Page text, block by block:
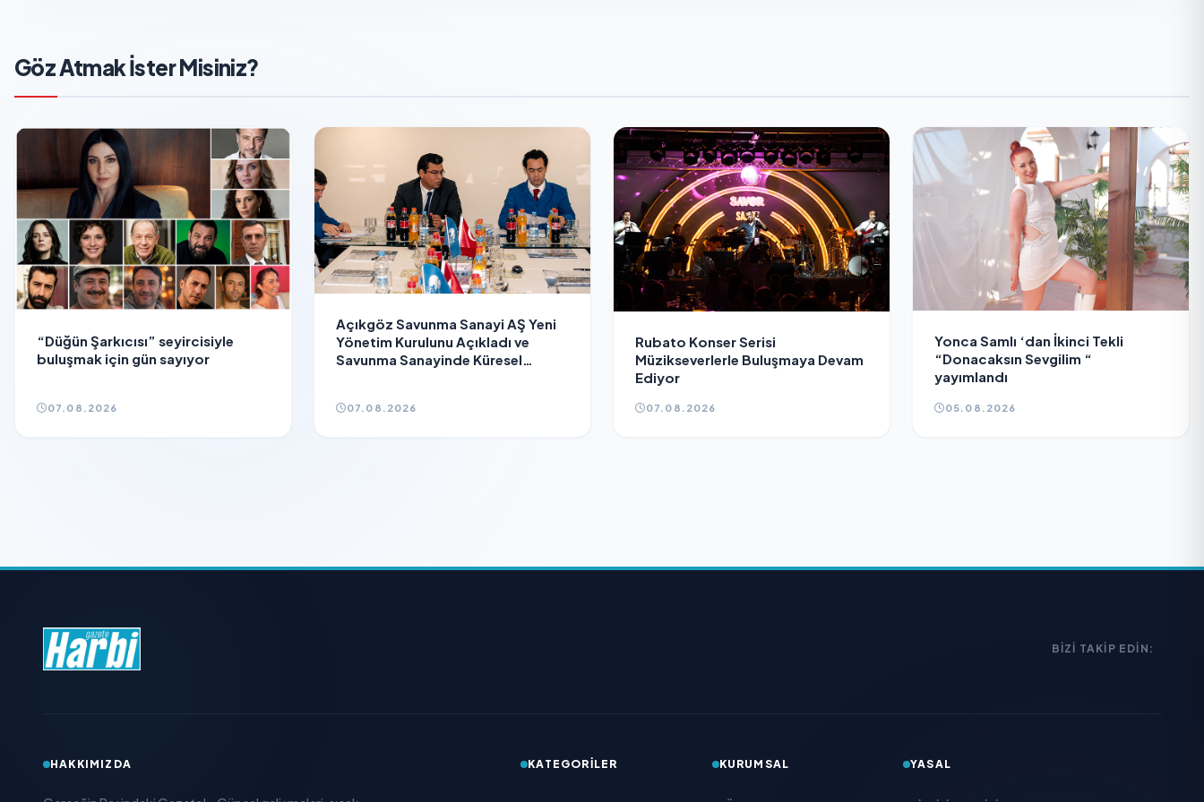
Göz Atmak İster Misiniz?
“Düğün Şarkıcısı” seyircisiyle
buluşmak için gün sayıyor
07.08.2026
Açıkgöz Savunma Sanayi AŞ Yeni
Yönetim Kurulunu Açıkladı ve
Savunma Sanayinde Küresel
07.08.2026
Rubato Konser Serisi
Müzikseverlerle Buluşmaya Devam
Ediyor
07.08.2026
Yonca Samlı ‘dan İkinci Tekli
“Donacaksın Sevgilim “
yayımlandı
05.08.2026
BIZI TAKIP EDIN:
HAKKIMIZDA KATEGORILER KURUMSAL YASAL